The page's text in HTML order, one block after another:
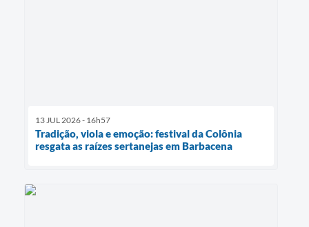
13 JUL 2026 - 16h57
Tradição, viola e emoção: festival da Colônia
resgata as raízes sertanejas em Barbacena